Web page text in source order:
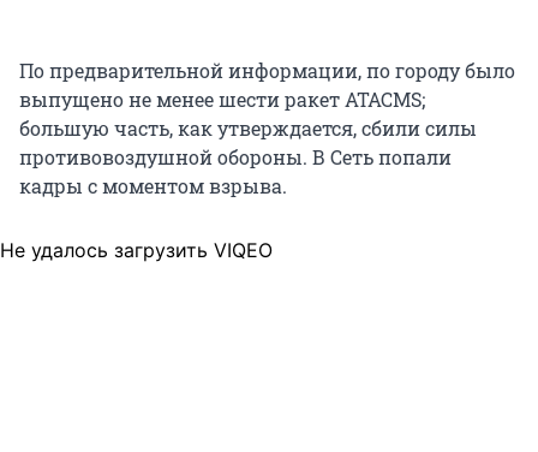
По предварительной информации, по городу было
выпущено не менее шести ракет ATACMS;
большую часть, как утверждается, сбили силы
противовоздушной обороны. В Сеть попали
кадры с моментом взрыва.
Не удалось загрузить VIQEO